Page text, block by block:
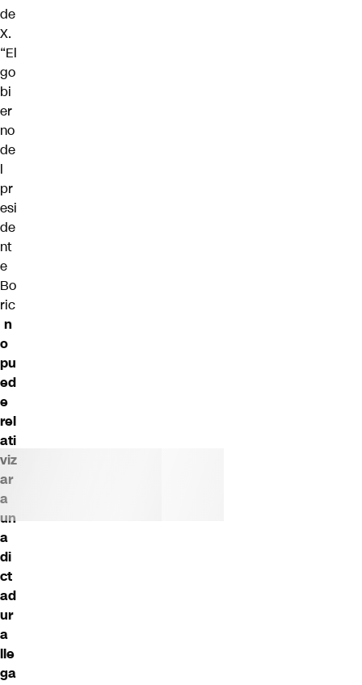
de
X.
“El
go
bi
er
no
de
l
pr
esi
de
nt
e
Bo
ric
n
o
pu
ed
e
rel
ati
viz
ar
a
un
a
di
ct
ad
ur
a
lle
ga